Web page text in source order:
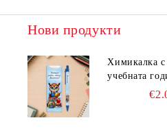
Нови продукти
Химикалка с
учебната